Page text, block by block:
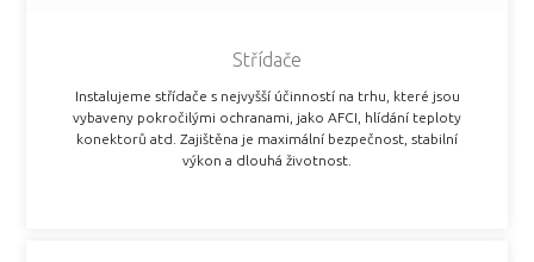
Střídače
Instalujeme střídače s nejvyšší účinností na trhu, které jsou
vybaveny pokročilými ochranami, jako AFCI, hlídání teploty
konektorů atd. Zajištěna je maximální bezpečnost, stabilní
výkon a dlouhá životnost.